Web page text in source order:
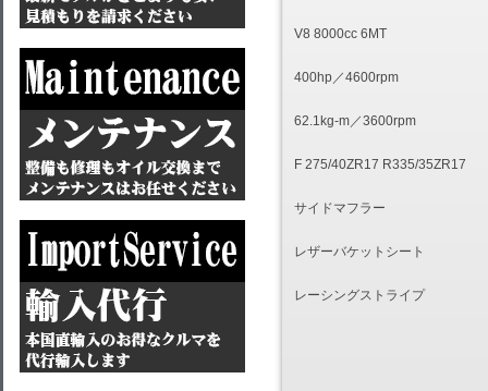
V8 8000cc 6MT
400hp／4600rpm
62.1kg-m／3600rpm
F 275/40ZR17 R335/35ZR17
サイドマフラー
レザーバケットシート
レーシングストライプ